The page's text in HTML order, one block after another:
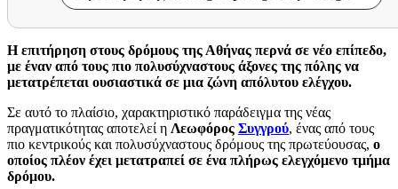
Η επιτήρηση στους δρόμους της Αθήνας περνά σε νέο επίπεδο,
με έναν από τους πιο πολυσύχναστους άξονες της πόλης να
μετατρέπεται ουσιαστικά σε μια ζώνη απόλυτου ελέγχου.
Σε αυτό το πλαίσιο, χαρακτηριστικό παράδειγμα της νέας
πραγματικότητας αποτελεί η Λεωφόρος Συγγρού, ένας από τους
πιο κεντρικούς και πολυσύχναστους δρόμους της πρωτεύουσας, ο
οποίος πλέον έχει μετατραπεί σε ένα πλήρως ελεγχόμενο τμήμα
δρόμου.